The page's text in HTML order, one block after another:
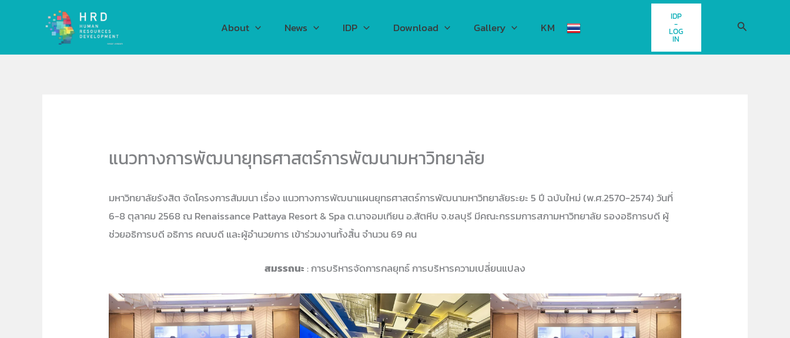
About News IDP Download Gallery KM
IDP
-
LOG
IN
Search
แนวทางการพัฒนายุทธศาสตร์การพัฒนามหาวิทยาลัย
มหาวิทยาลัยรังสิต จัดโครงการสัมมนา เรื่อง แนวทางการพัฒนาแผนยุทธศาสตร์การพัฒนามหาวิทยาลัยระยะ 5 ปี ฉบับใหม่ (พ.ศ.2570-2574) วันที่
6-8 ตุลาคม 2568 ณ Renaissance Pattaya Resort & Spa ต.นาจอมเทียน อ.สัตหีบ จ.ชลบุรี มีคณะกรรมการสภามหาวิทยาลัย รองอธิการบดี ผู้
ช่วยอธิการบดี อธิการ คณบดี และผู้อำนวยการ เข้าร่วมงานทั้งสิ้น จำนวน 69 คน
สมรรถนะ: การบริหารจัดการกลยุทธ์ การบริหารความเปลี่ยนแปลง